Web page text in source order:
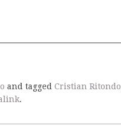
and tagged Cristian Ritondo
.